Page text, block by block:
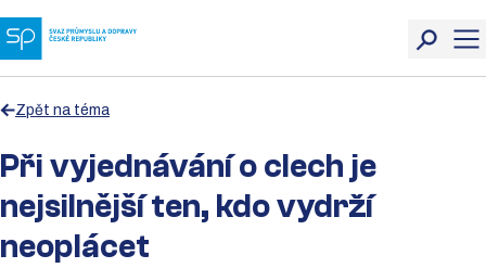
Zpět na téma
Při vyjednávání o clech je
nejsilnější ten, kdo vydrží
neoplácet